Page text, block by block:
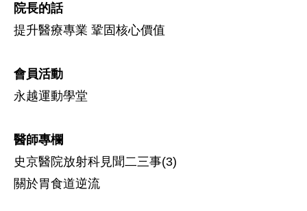
院長的話
提升醫療專業 鞏固核心價值
會員活動
永越運動學堂
醫師專欄
史京醫院放射科見聞二三事(3)
關於胃食道逆流